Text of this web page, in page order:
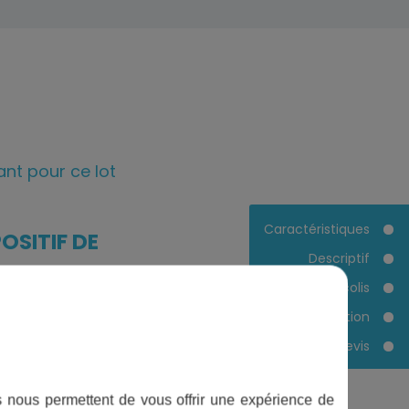
Caractéristiques
Descriptif
Contenu du colis
Documentation
Devis
pour ce lot
DE
permettent de vous offrir une expérience de